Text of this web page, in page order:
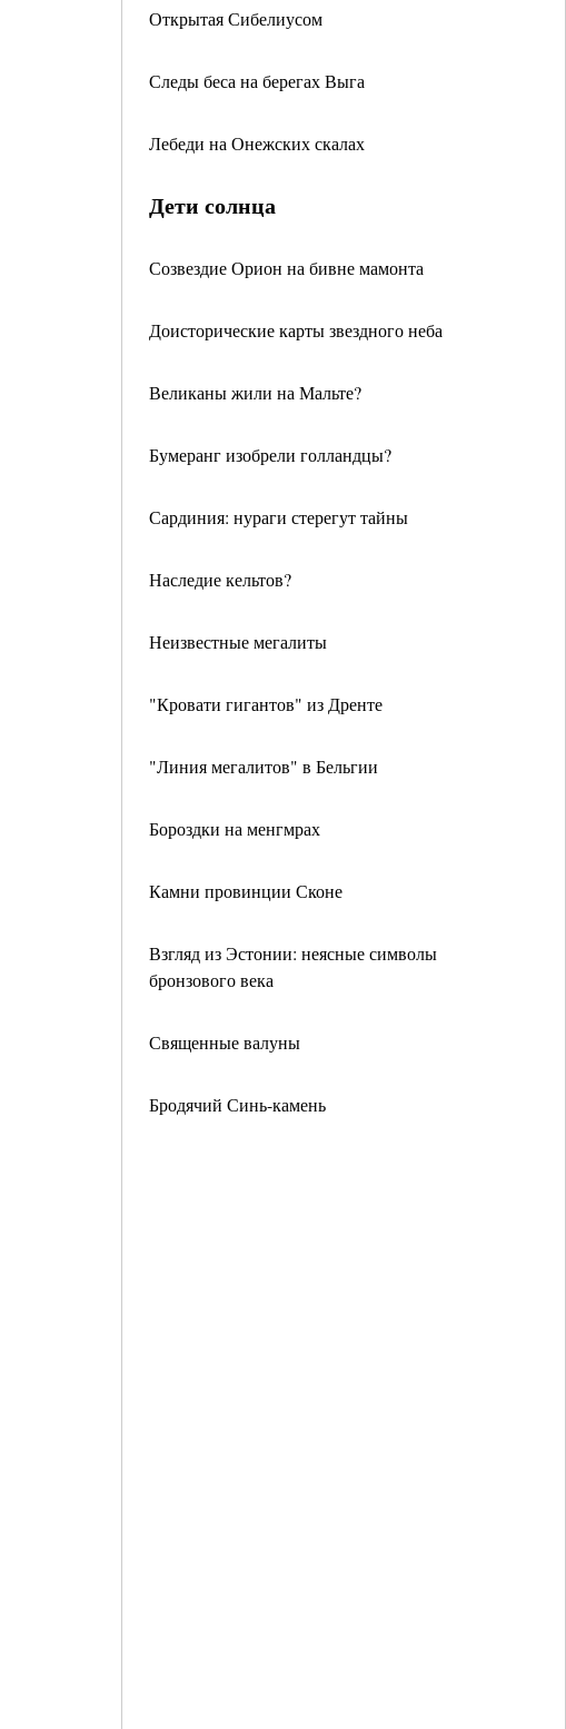
Открытая Сибелиусом
Следы беса на берегах Выга
Лебеди на Онежских скалах
Дети солнца
Созвездие Орион на бивне мамонта
Доисторические карты звездного неба
Великаны жили на Мальте?
Бумеранг изобрели голландцы?
Сардиния: нураги стерегут тайны
Наследие кельтов?
Неизвестные мегалиты
"Кровати гигантов" из Дренте
"Линия мегалитов" в Бельгии
Бороздки на менгмрах
Камни провинции Сконе
Взгляд из Эстонии: неясные символы
бронзового века
Священные валуны
Бродячий Синь-камень